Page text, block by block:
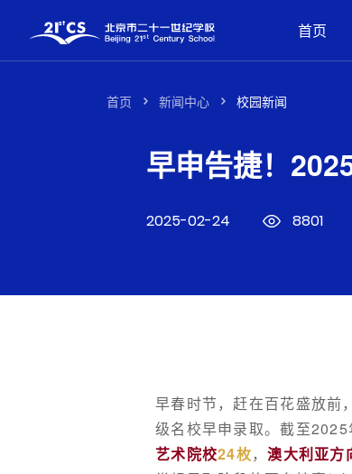
首页
首页 新闻中心 校园新闻
早申告捷！
2025-02-24 8801
早春时节，赶在百花盛放前
级名校早申录取。截至
艺术院校24枚，澳大利亚方